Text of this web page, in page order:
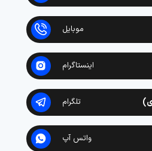
موبایل
اینستاگرام
تلگرام
واتس آپ